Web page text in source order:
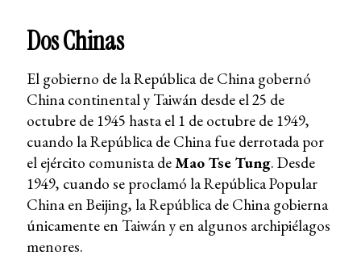
Dos Chinas
El gobierno de la República de China gobernó
China continental y Taiwán desde el 25 de
octubre de 1945 hasta el 1 de octubre de 1949,
cuando la República de China fue derrotada por
el ejército comunista deMao Tse Tung. Desde
1949, cuando se proclamó la República Popular
China en Beijing, la República de China gobierna
únicamente en Taiwán y en algunos archipiélagos
menores.